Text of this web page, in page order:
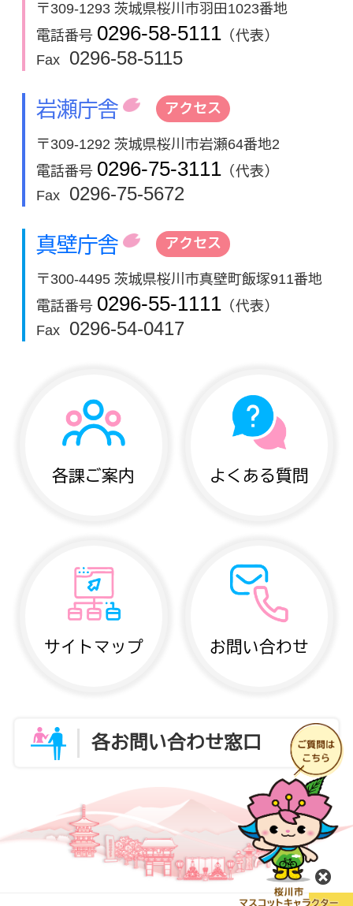
〒309-1293 茨城県桜川市羽田1023番地
電話番号 0296-58-5111 （代表）
Fax
0296-58-5115
岩瀬庁舎 アクセス
〒309-1292 茨城県桜川市岩瀬64番地2
電話番号 0296-75-3111 （代表）
Fax
0296-75-5672
真壁庁舎 アクセス
〒300-4495 茨城県桜川市真壁町飯塚911番地
電話番号 0296-55-1111 （代表）
Fax
0296-54-0417
各課ご案内 よくある質問
サイトマップ お問い合わせ
各お問い合わせ窓口